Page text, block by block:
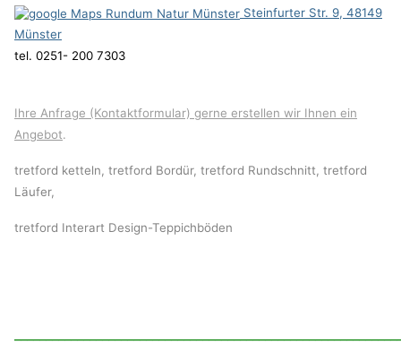
Steinfurter Str. 9, 48149
Münster
tel. 0251- 200 7303
Ihre Anfrage (Kontaktformular) gerne erstellen wir Ihnen ein
Angebot.
tretford ketteln, tretford Bordür, tretford Rundschnitt, tretford
Läufer,
tretford Interart Design-Teppichböden